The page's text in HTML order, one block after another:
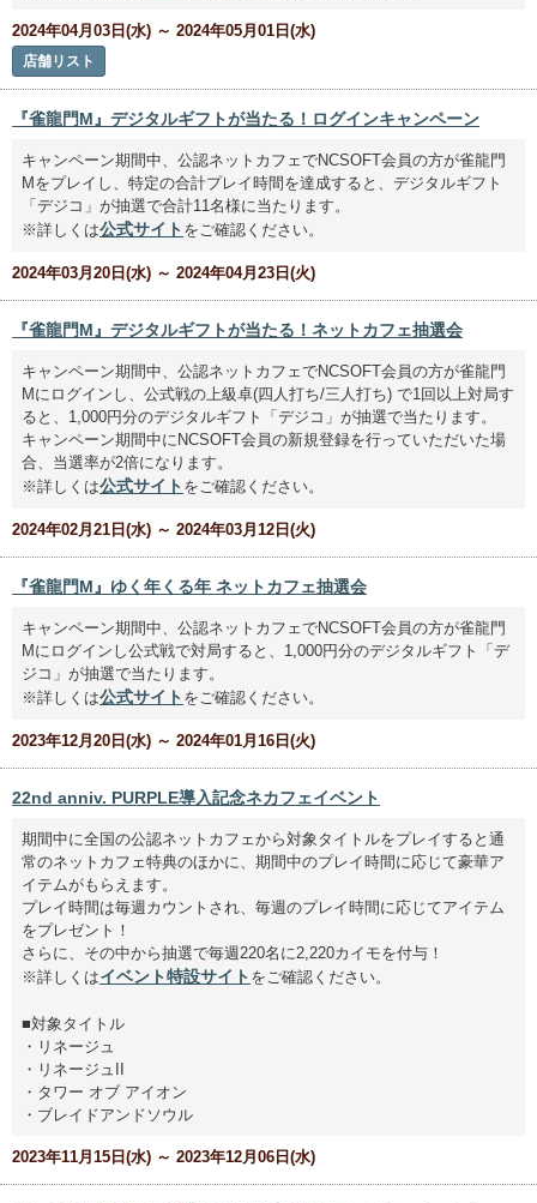
2024年04月03日(水) ～ 2024年05月01日(水)
店舗リスト
『雀龍門M』デジタルギフトが当たる！ログインキャンペーン
キャンペーン期間中、公認ネットカフェでNCSOFT会員の方が雀龍門
Mをプレイし、特定の合計プレイ時間を達成すると、デジタルギフト
「デジコ」が抽選で合計11名様に当たります。
※詳しくは公式サイト をご確認ください。
2024年03月20日(水) ～ 2024年04月23日(火)
『雀龍門M』デジタルギフトが当たる！ネットカフェ抽選会
キャンペーン期間中、公認ネットカフェでNCSOFT会員の方が雀龍門
Mにログインし、公式戦の上級卓(四人打ち/三人打ち) で1回以上対局す
ると、1,000円分のデジタルギフト「デジコ」が抽選で当たります。
キャンペーン期間中にNCSOFT会員の新規登録を行っていただいた場
合、当選率が2倍になります。
※詳しくは公式サイト をご確認ください。
2024年02月21日(水) ～ 2024年03月12日(火)
『雀龍門M』ゆく年くる年 ネットカフェ抽選会
キャンペーン期間中、公認ネットカフェでNCSOFT会員の方が雀龍門
Mにログインし公式戦で対局すると、1,000円分のデジタルギフト「デ
ジコ」が抽選で当たります。
※詳しくは公式サイト をご確認ください。
2023年12月20日(水) ～ 2024年01月16日(火)
22nd anniv. PURPLE導入記念ネカフェイベント
期間中に全国の公認ネットカフェから対象タイトルをプレイすると通
常のネットカフェ特典のほかに、期間中のプレイ時間に応じて豪華ア
イテムがもらえます。
プレイ時間は毎週カウントされ、毎週のプレイ時間に応じてアイテム
をプレゼント！
さらに、その中から抽選で毎週220名に2,220カイモを付与！
※詳しくはイベント特設サイト をご確認ください。
■対象タイトル
・リネージュ
・リネージュII
・タワー オブ アイオン
・ブレイドアンドソウル
2023年11月15日(水) ～ 2023年12月06日(水)